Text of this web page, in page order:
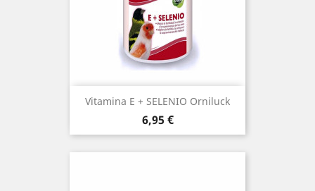
Vitamina E + SELENIO Orniluck
Precio
6,95 €